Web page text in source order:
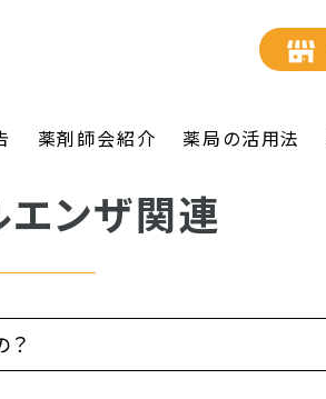
薬剤師会紹介 薬局の活用法
エンザ関連
？